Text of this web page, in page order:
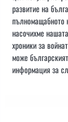
развитие на
пълномащабното
насочихме
хроники за
може
информация за